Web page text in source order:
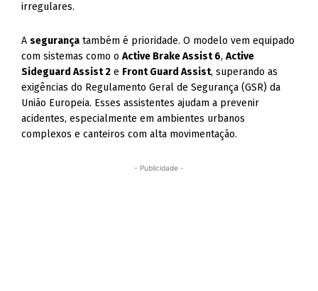
irregulares.
Asegurança também é prioridade. O modelo vem equipado
com sistemas como oActive Brake Assist 6,Active
Sideguard Assist 2 e Front Guard Assist, superando as
exigências do Regulamento Geral de Segurança (GSR) da
União Europeia. Esses assistentes ajudam a prevenir
acidentes, especialmente em ambientes urbanos
complexos e canteiros com alta movimentação.
- Publicidade -